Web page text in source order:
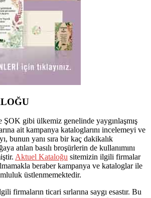
gibi ülkemiz genelinde yaygınlaşmış
ait kampanya kataloglarını incelemeyi ve
bunun yanı sıra bir kaç dakikalık
atılan basılı broşürlerin de kullanımını
Aktuel Kataloğu sitemizin ilgili firmalar
beraber kampanya ve kataloglar ile
üstlenmemektedir.
firmaların ticari sırlarına saygı esastır. Bu